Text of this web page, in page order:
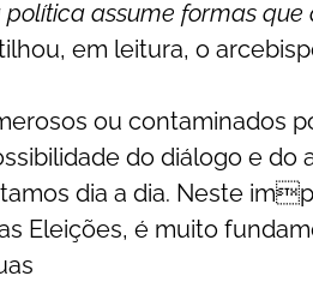
política assume formas
em leitura, o
ou contaminados
do diálogo e do
dia a dia. Neste
Eleições, é muito